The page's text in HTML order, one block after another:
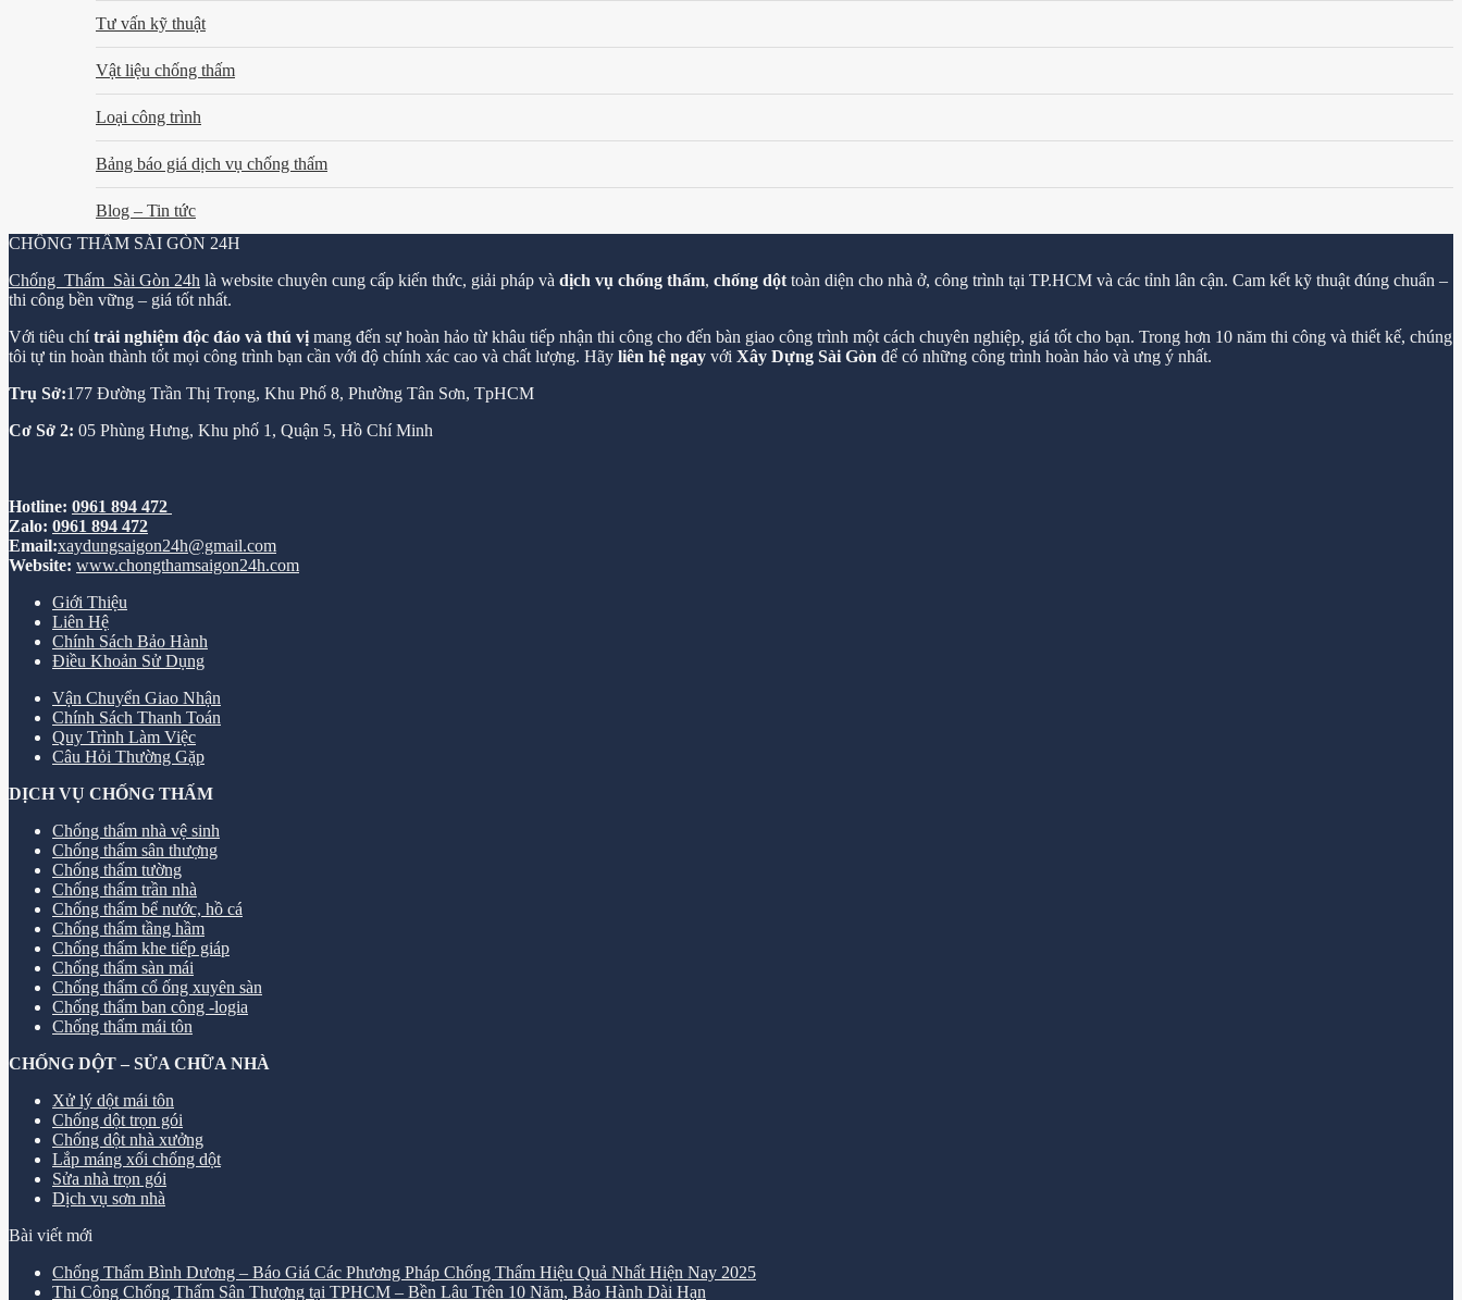
Tư vấn kỹ thuật
Vật liệu chống thấm
Loại công trình
Bảng báo giá dịch vụ chống thấm
Blog – Tin tức
CHỐNG THẤM SÀI GÒN 24H
Chống Thấm Sài Gòn 24h là website chuyên cung cấp kiến thức, giải pháp và dịch vụ chống thấm, chống dột toàn diện cho nhà ở, công trình tại TP.HCM và các tỉnh lân cận. Cam kết kỹ thuật đúng chuẩn –
thi công bền vững – giá tốt nhất.
Với tiêu chítrải nghiệm độc đáo và thú vị mang đến sự hoàn hảo từ khâu tiếp nhận thi công cho đến bàn giao công trình một cách chuyên nghiệp, giá tốt cho bạn. Trong hơn 10 năm thi công và thiết kế, chúng
tôi tự tin hoàn thành tốt mọi công trình bạn cần với độ chính xác cao và chất lượng. Hãy liên hệ ngay với Xây Dựng Sài Gòn để có những công trình hoàn hảo và ưng ý nhất.
Trụ Sở:177 Đường Trần Thị Trọng, Khu Phố 8, Phường Tân Sơn, TpHCM
Cơ Sở 2: 05 Phùng Hưng, Khu phố 1, Quận 5, Hồ Chí Minh
Hotline: 0961 894 472
Zalo: 0961 894 472
Email:xaydungsaigon24h@gmail.com
Website: www.chongthamsaigon24h.com
Giới Thiệu
Liên Hệ
Chính Sách Bảo Hành
Điều Khoản Sử Dụng
Vận Chuyển Giao Nhận
Chính Sách Thanh Toán
Quy Trình Làm Việc
Câu Hỏi Thường Gặp
DỊCH VỤ CHỐNG THẤM
Chống thấm nhà vệ sinh
Chống thấm sân thượng
Chống thấm tường
Chống thấm trần nhà
Chống thấm bể nước, hồ cá
Chống thấm tầng hầm
Chống thấm khe tiếp giáp
Chống thấm sàn mái
Chống thấm cổ ống xuyên sàn
Chống thấm ban công -logia
Chống thấm mái tôn
CHỐNG DỘT – SỬA CHỮA NHÀ
Xử lý dột mái tôn
Chống dột trọn gói
Chống dột nhà xưởng
Lắp máng xối chống dột
Sửa nhà trọn gói
Dịch vụ sơn nhà
Bài viết mới
Chống Thấm Bình Dương – Báo Giá Các Phương Pháp Chống Thấm Hiệu Quả Nhất Hiện Nay 2025
Thi Công Chống Thấm Sân Thượng tại TPHCM – Bền Lâu Trên 10 Năm, Bảo Hành Dài Hạn